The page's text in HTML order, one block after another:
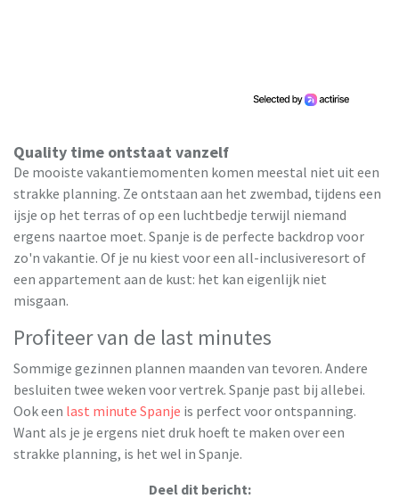
Quality time ontstaat vanzelf
De mooiste vakantiemomenten komen meestal niet uit een
strakke planning. Ze ontstaan aan het zwembad, tijdens een
ijsje op het terras of op een luchtbedje terwijl niemand
ergens naartoe moet. Spanje is de perfecte backdrop voor
zo'n vakantie. Of je nu kiest voor een all-inclusiveresort of
een appartement aan de kust: het kan eigenlijk niet
misgaan.
Profiteer van de last minutes
Sommige gezinnen plannen maanden van tevoren. Andere
besluiten twee weken voor vertrek. Spanje past bij allebei.
Ook een last minute Spanje is perfect voor ontspanning.
Want als je je ergens niet druk hoeft te maken over een
strakke planning, is het wel in Spanje.
Deel dit bericht: